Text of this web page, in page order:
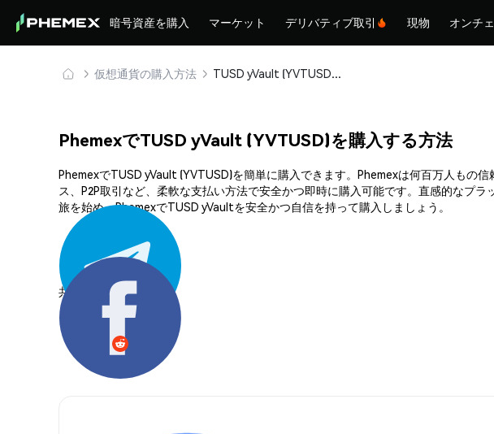
暗号資産を購入 マーケット デリバティブ取引 現物 オンチ
仮想通貨の購入方法 TUSD yVault (YVTUSD) を安全に購入・保管
PhemexでTUSD yVault (YVTUSD)を購入する方法
PhemexでTUSD yVault (YVTUSD)を簡単に購入できます。Phemexは何百万人もの
ス、P2P取引など、柔軟な支払い方法で安全かつ即時に購入可能です。直感的なプ
旅を始め、PhemexでTUSD yVaultを安全かつ自信を持って購入しましょう。
共有する: